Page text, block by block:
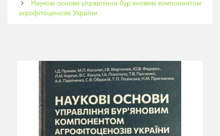
Наукові основи управління бур'яновим компонентом
агрофітоценозів України